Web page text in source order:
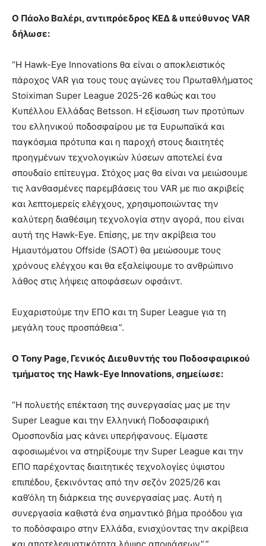
O Πάολο Βαλέρι, αντιπρόεδρος ΚΕΔ & υπεύθυνος VAR
δήλωσε:
“Η Hawk-Eye Innovations θα είναι ο αποκλειστικός
πάροχος VAR για τους τους αγώνες του Πρωταθλήματος
Stoiximan Super League 2025-26 καθώς και του
Κυπέλλου Ελλάδας Betsson. Η εξίσωση των προτύπων
του ελληνικού ποδοσφαίρου με τα Ευρωπαϊκά και
παγκόσμια πρότυπα και η παροχή στους διαιτητές
προηγμένων τεχνολογικών λύσεων αποτελεί ένα
σπουδαίο επίτευγμα. Στόχος μας θα είναι να μειώσουμε
τις λανθασμένες παρεμβάσεις του VAR με πιο ακριβείς
και λεπτομερείς ελέγχους, χρησιμοποιώντας την
καλύτερη διαθέσιμη τεχνολογία στην αγορά, που είναι
αυτή της Hawk-Eye. Επίσης, με την ακρίβεια του
Ημιαυτόματου Offside (SAOT) θα μειώσουμε τους
χρόνους ελέγχου και θα εξαλείψουμε το ανθρώπινο
λάθος στις λήψεις αποφάσεων οφσάιντ.
Ευχαριστούμε την ΕΠΟ και τη Super League για τη
μεγάλη τους προσπάθεια”.
Ο Tony Page, Γενικός Διευθυντής του Ποδοσφαιρικού
τμήματος της Hawk-Eye Innovations, σημείωσε:
“Η πολυετής επέκταση της συνεργασίας μας με την
Super League και την Ελληνική Ποδοσφαιρική
Ομοσπονδία μας κάνει υπερήφανους. Είμαστε
αφοσιωμένοι να στηρίξουμε την Super League και την
ΕΠΟ παρέχοντας διαιτητικές τεχνολογίες ύψιστου
επιπέδου, ξεκινόντας από την σεζόν 2025/26 και
καθ’όλη τη διάρκεια της συνεργασίας μας. Αυτή η
συνεργασία καθιστά ένα σημαντικό βήμα προόδου για
το ποδόσφαιρο στην Ελλάδα, ενισχύοντας την ακρίβεια